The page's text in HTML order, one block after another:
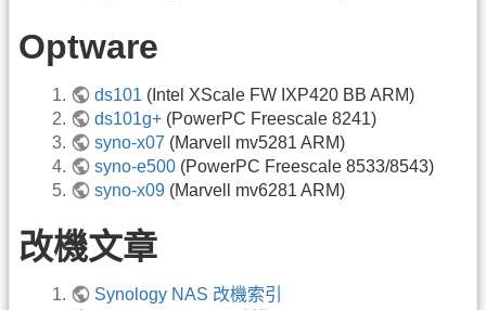
Optware
ds101 (Intel XScale FW IXP420 BB ARM)
ds101g+ (PowerPC Freescale 8241)
syno-x07 (Marvell mv5281 ARM)
syno-e500 (PowerPC Freescale 8533/8543)
syno-x09 (Marvell mv6281 ARM)
改機文章
Synology NAS 改機索引